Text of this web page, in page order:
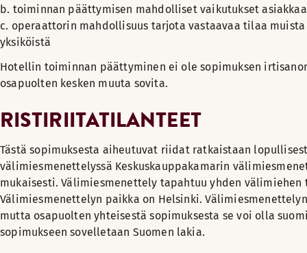
b. toiminnan päättymisen mahdolliset vaikutukset
c. operaattorin mahdollisuus tarjota vastaavaa tilaa
yksiköistä
Hotellin toiminnan päättyminen ei ole sopimuksen
osapuolten kesken muuta sovita.
RISTIRIITATILANTEET
Tästä sopimuksesta aiheutuvat riidat ratkaistaan
välimiesmenettelyssä Keskuskauppakamarin
mukaisesti. Välimiesmenettely tapahtuu yhden välimiehen
Välimiesmenettelyn paikka on Helsinki.
mutta osapuolten yhteisestä sopimuksesta se voi olla
sopimukseen sovelletaan Suomen lakia.